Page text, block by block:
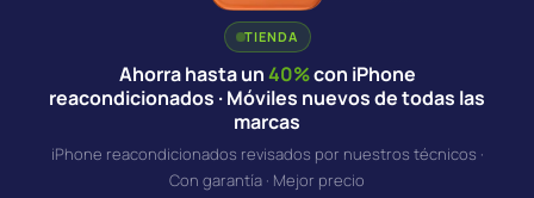
TIENDA
Ahorra hasta un40%con iPhone
reacondicionados · Móviles nuevos de todas las
marcas
iPhone reacondicionados revisados por nuestros técnicos ·
Con garantía · Mejor precio